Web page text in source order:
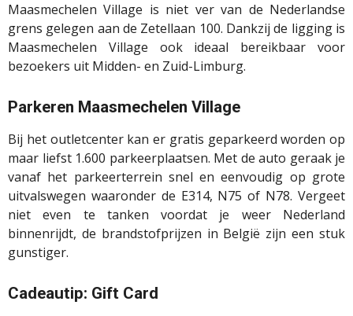
Maasmechelen Village is niet ver van de Nederlandse
grens gelegen aan de Zetellaan 100. Dankzij de ligging is
Maasmechelen Village ook ideaal bereikbaar voor
bezoekers uit Midden- en Zuid-Limburg.
Parkeren Maasmechelen Village
Bij het outletcenter kan er gratis geparkeerd worden op
maar liefst 1.600 parkeerplaatsen. Met de auto geraak je
vanaf het parkeerterrein snel en eenvoudig op grote
uitvalswegen waaronder de E314, N75 of N78. Vergeet
niet even te tanken voordat je weer Nederland
binnenrijdt, de brandstofprijzen in België zijn een stuk
gunstiger.
Cadeautip: Gift Card